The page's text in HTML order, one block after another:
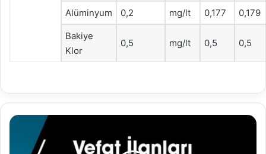
Alüminyum 0,2 mg/lt 0,177 0,179
Bakiye
Klor
0,5 mg/lt 0,5 0,5
27.02.2021